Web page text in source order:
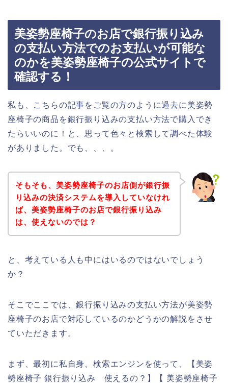
美姿勢座椅子のお店で銀行振り込み
の支払い方法でのお支払いが可能な
のかを美姿勢座椅子の公式サイトで
確認する！
私も、こちらの記事をご覧の方のように過去に美姿勢
座椅子の商品を銀行振り込みの支払い方法で購入でき
たらいいのに！と、思って色々と検索して調べた体験
がありました。でも、、、。
そもそも、美姿勢座椅子のお店側が銀行振
り込みの決済システムを導入していなけれ
ば、美姿勢座椅子のお店で銀行振り込み
は、使えないのでは？
と、考えている人も中にはいるのではないでしょう
か？
そこでここでは、銀行振り込みの支払い方法が美姿勢
座椅子のお店で対応しているのかどうかの解説をさせ
ていただきます。
まず、最初に私自身、検索エンジンを使って、【美姿
勢座椅子 銀行振り込み 使えるの？】【 美姿勢座椅子